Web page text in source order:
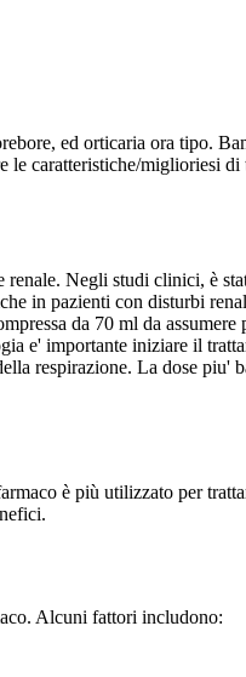
ed orticaria ora tipo.
caratteristiche/miglioriesi
Negli studi clinici, è
in pazienti con disturbi
da 70 ml da assumere
e' importante iniziare il
respirazione. La dose piu'
è più utilizzato per
Alcuni fattori includono: